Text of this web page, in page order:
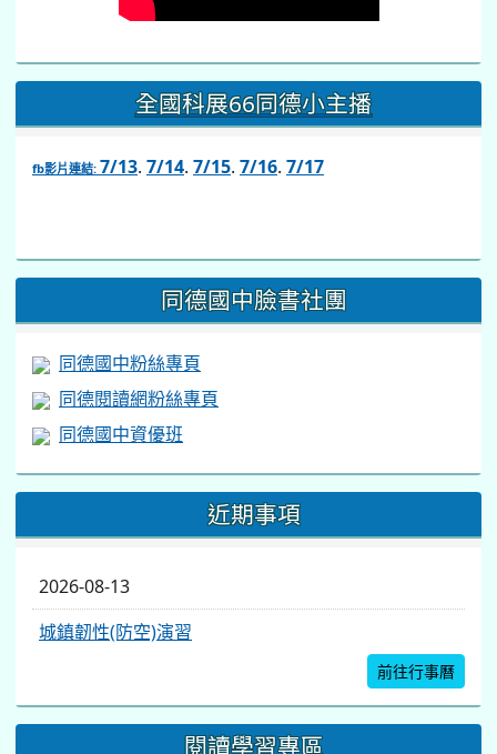
全國科展66同德小主播
fb影片連結: 7/13. 7/14. 7/15. 7/16. 7/17
https://www.facebook.com/share/v/1BsLSkstia/
同德國中臉書社團
同德國中粉絲專頁
同德閱讀網粉絲專頁
同德國中資優班
近期事項
2026-08-13
城鎮韌性(防空)演習
前往行事曆
閱讀學習專區